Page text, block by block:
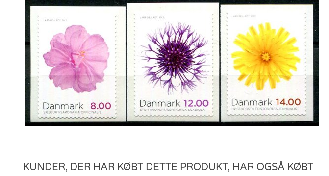
KUNDER, DER HAR KØBT DETTE PRODUKT, HAR OGSÅ KØBT